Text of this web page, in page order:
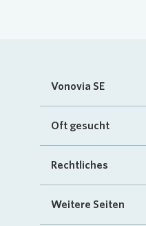
Vonovia SE
Startseite
Investoren
Oft gesucht
FAQ
Rechtliches
Impressum
Weitere Seiten